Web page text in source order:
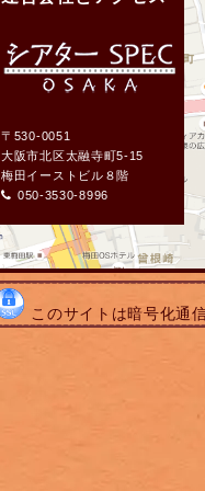
〒530-0051
大阪市北区太融寺町5-15
梅田イーストビル８階
050-3530-8996
このサイトは暗号化通